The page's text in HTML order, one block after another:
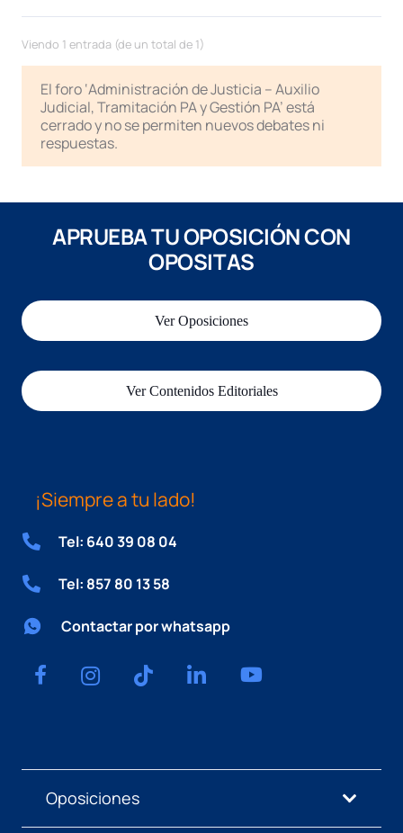
Viendo 1 entrada (de un total de 1)
El foro ‘Administración de Justicia – Auxilio
Judicial, Tramitación PA y Gestión PA’ está
cerrado y no se permiten nuevos debates ni
respuestas.
APRUEBA TU OPOSICIÓN CON
OPOSITAS
Ver Oposiciones
Ver Contenidos Editoriales
¡Siempre a tu lado!
Tel: 640 39 08 04
Tel: 857 80 13 58
Contactar por whatsapp
Oposiciones